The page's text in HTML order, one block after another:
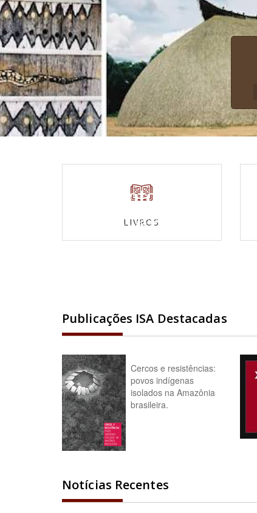
LIVROS
Fotos
Confira nossas galerias
Publicações ISA Destacadas
Cercos e resistências:
povos indígenas
isolados na Amazônia
brasileira.
Notícias Recentes